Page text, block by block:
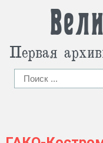
Первая